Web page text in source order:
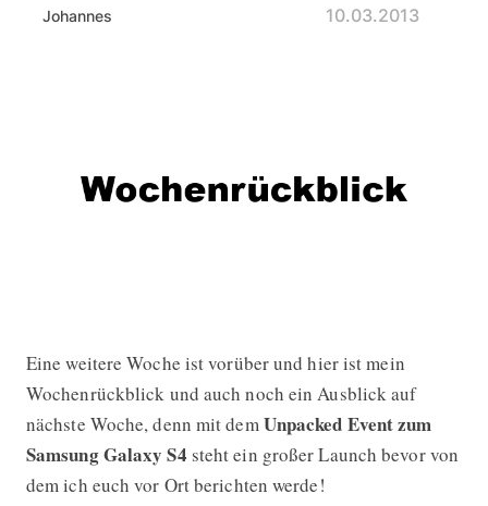
Johannes 10.03.2013
Wochenrückblick 10. KW 2013 +
Eine weitere Woche ist vorüber und hier ist mein
Wochenrückblick und auch noch ein Ausblick auf
nächste Woche, denn mit dem Unpacked Event zum
Samsung Galaxy S4 steht ein großer Launch bevor von
dem ich euch vor Ort berichten werde!